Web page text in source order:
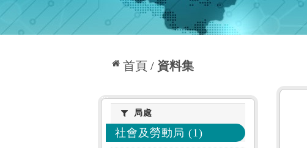
首頁 資料集
局處局處
社會及勞動局 (1)